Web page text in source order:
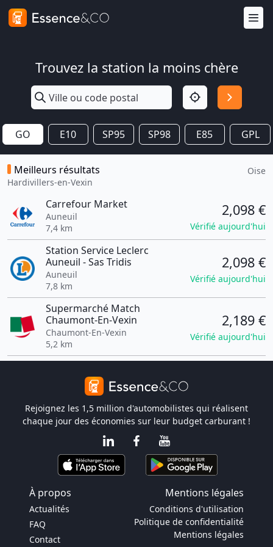
Trouvez la station la moins chère
GO E10 SP95 SP98 E85 GPL
Meilleurs résultats
Hardivillers-en-Vexin
Oise
Carrefour Market
Auneuil
7,4 km
2,098 €
Vérifié aujourd'hui
Station Service Leclerc
Auneuil - Sas Tridis
Auneuil
7,8 km
2,098 €
Vérifié aujourd'hui
Supermarché Match
Chaumont-En-Vexin
Chaumont-En-Vexin
5,2 km
2,189 €
Vérifié aujourd'hui
Rejoignez les 1,5 million d'automobilistes qui réalisent
chaque jour des économies sur leur budget carburant !
À propos Mentions légales
Actualités
FAQ
Contact
Conditions d'utilisation
Politique de confidentialité
Mentions légales